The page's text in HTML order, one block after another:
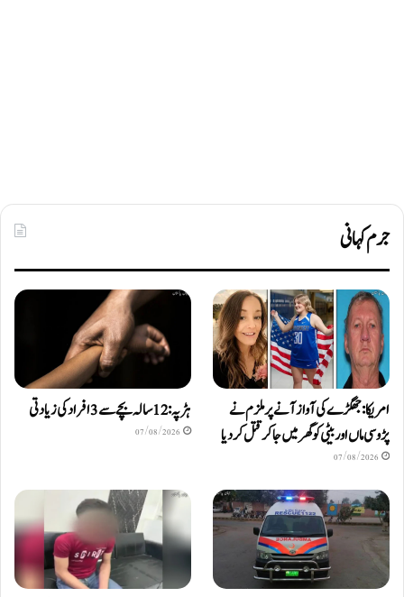
جرم کہانی
امریکا: جھگڑے کی آواز آنے پر ملزم نے
پڑوسی ماں اور بیٹی کو گھر میں جا کر قتل کر دیا
07/08/2026
ہڑپہ: 12 سالہ بچے سے 3 افراد کی زیادتی
07/08/2026